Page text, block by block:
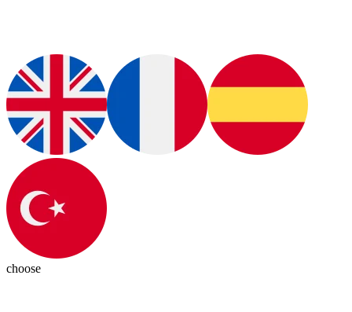
choose